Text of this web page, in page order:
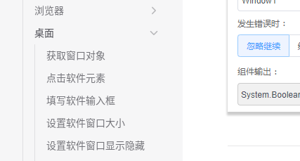
浏览器
桌面
获取窗口对象
点击软件元素
填写软件输入框
设置软件窗口大小
设置软件窗口显示隐藏